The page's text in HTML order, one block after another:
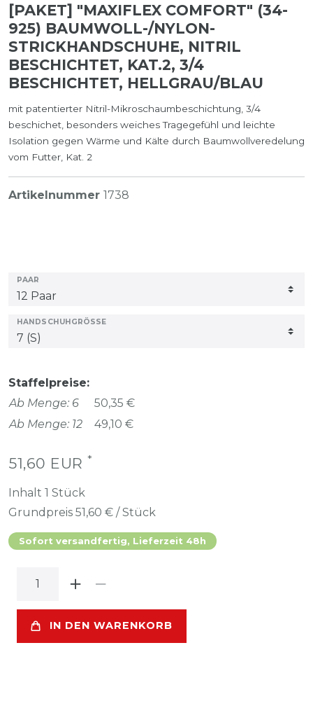
[PAKET] "MAXIFLEX COMFORT" (34-
925) BAUMWOLL-/NYLON-
STRICKHANDSCHUHE, NITRIL
BESCHICHTET, KAT.2, 3/4
BESCHICHTET, HELLGRAU/BLAU
mit patentierter Nitril-Mikroschaumbeschichtung, 3/4
beschichet, besonders weiches Tragegefühl und leichte
Isolation gegen Wärme und Kälte durch Baumwollveredelung
vom Futter, Kat. 2
Artikelnummer 1738
PAAR
HANDSCHUHGRÖSSE
Staffelpreise:
Ab Menge: 6
50,35 €
Ab Menge: 12
49,10 €
51,60 EUR *
Inhalt 1 Stück
Grundpreis 51,60 € / Stück
Sofort versandfertig, Lieferzeit 48h
IN DEN WARENKORB